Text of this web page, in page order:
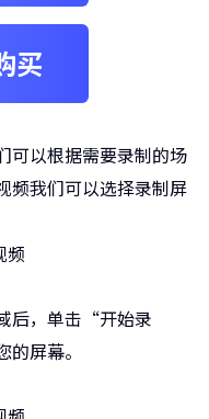
买
可以根据需要录制的场
频我们可以选择录制屏
后，单击“开始录
屏幕。